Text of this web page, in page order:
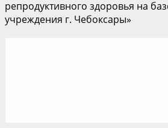
репродуктивного здоровья на
учреждения г. Чебоксары»